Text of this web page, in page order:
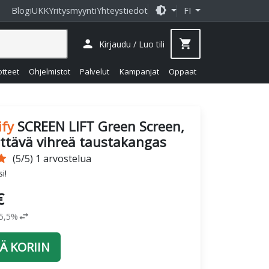
BlogiUKKYritysmyyntiYhteystiedot brightness_medium FI
Ohjelmistot Palvelut Kampanjat Oppaat
person Kirjaudu / Luo tili shopping_cart
SCREEN LIFT Green Screen,
vihreä taustakangas
(5/5) 1 arvostelua
swap_horiz
KORIIN